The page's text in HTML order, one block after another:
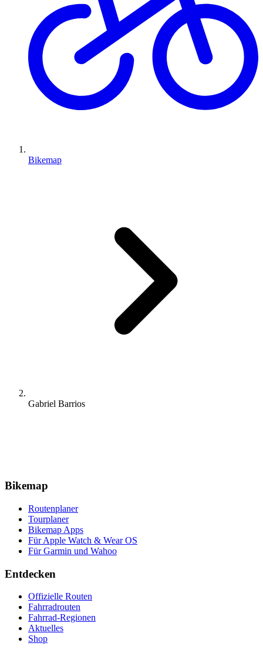
Bikemap
Gabriel Barrios
Bikemap
Routenplaner
Tourplaner
Bikemap Apps
Für Apple Watch & Wear OS
Für Garmin und Wahoo
Entdecken
Offizielle Routen
Fahrradrouten
Fahrrad-Regionen
Aktuelles
Shop